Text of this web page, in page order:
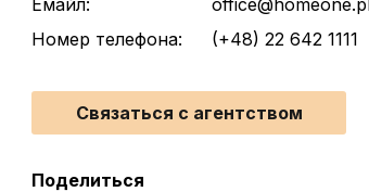
Емайл:
Номер телефона:
(+48) 22 642 1111
Связаться с агентством
Поделиться